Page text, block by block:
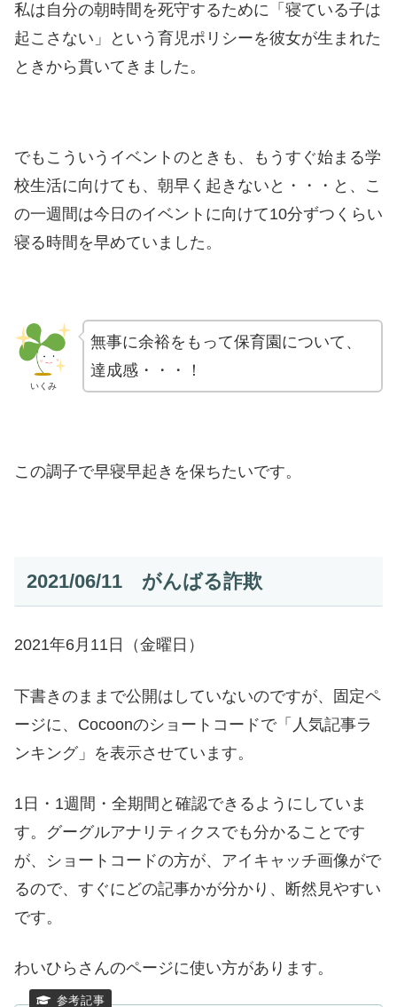
私は自分の朝時間を死守するために「寝ている子は
起こさない」という育児ポリシーを彼女が生まれた
ときから貫いてきました。
でもこういうイベントのときも、もうすぐ始まる学
校生活に向けても、朝早く起きないと・・・と、こ
の一週間は今日のイベントに向けて10分ずつくらい
寝る時間を早めていました。
いくみ
無事に余裕をもって保育園について、
達成感・・・！
この調子で早寝早起きを保ちたいです。
2021/06/11 がんばる詐欺
2021年6月11日（金曜日）
下書きのままで公開はしていないのですが、固定ペ
ージに、Cocoonのショートコードで「人気記事ラ
ンキング」を表示させています。
1日・1週間・全期間と確認できるようにしていま
す。グーグルアナリティクスでも分かることです
が、ショートコードの方が、アイキャッチ画像がで
るので、すぐにどの記事かが分かり、断然見やすい
です。
わいひらさんのページに使い方があります。